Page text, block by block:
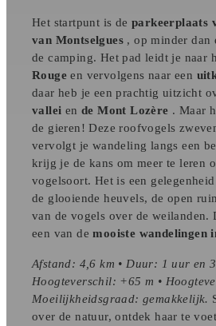
Het startpunt is de parkeerplaats
van Montselgues , op minder dan
de camping. Het pad leidt je naar
Rouge en vervolgens naar een
daar heb je een prachtig uitzicht
vallei ende Mont Lozère . Maar
de gieren! Deze roofvogels
vervolgt je wandeling langs een
krijg je de kans om meer te leren
vogelsoort. Het is een
de glooiende heuvels, de open
van de vogels over de
een van demooiste wandelingen
Afstand: 4,6 km • Duur: 1 uur en
Hoogteverschil: +65 m •
Moeilijkheidsgraad: gemakkelijk.
over de natuur, ontdek haar te